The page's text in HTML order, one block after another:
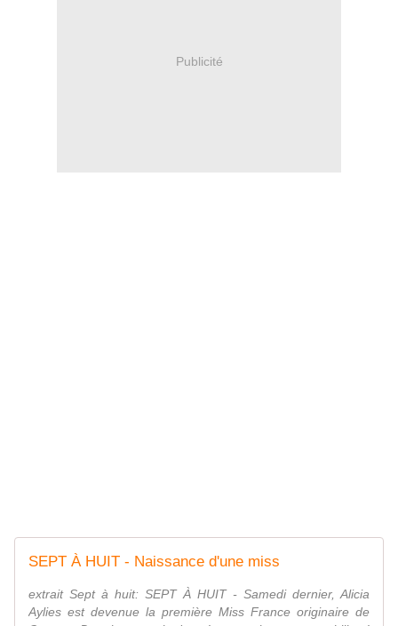
Publicité
SEPT À HUIT - Naissance d'une miss
extrait Sept à huit: SEPT À HUIT - Samedi dernier, Alicia
Aylies est devenue la première Miss France originaire de